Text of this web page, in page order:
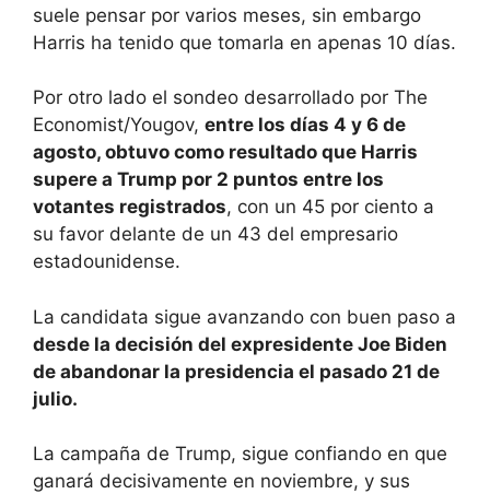
suele pensar por varios meses, sin embargo
Harris ha tenido que tomarla en apenas 10 días.
Por otro lado el sondeo desarrollado por The
Economist/Yougov, entre los días 4 y 6 de
agosto, obtuvo como resultado que Harris
supere a Trump por 2 puntos entre los
votantes registrados, con un 45 por ciento a
su favor delante de un 43 del empresario
estadounidense.
La candidata sigue avanzando con buen paso a
desde la decisión del expresidente Joe Biden
de abandonar la presidencia el pasado 21 de
julio.
La campaña de Trump, sigue confiando en que
ganará decisivamente en noviembre, y sus